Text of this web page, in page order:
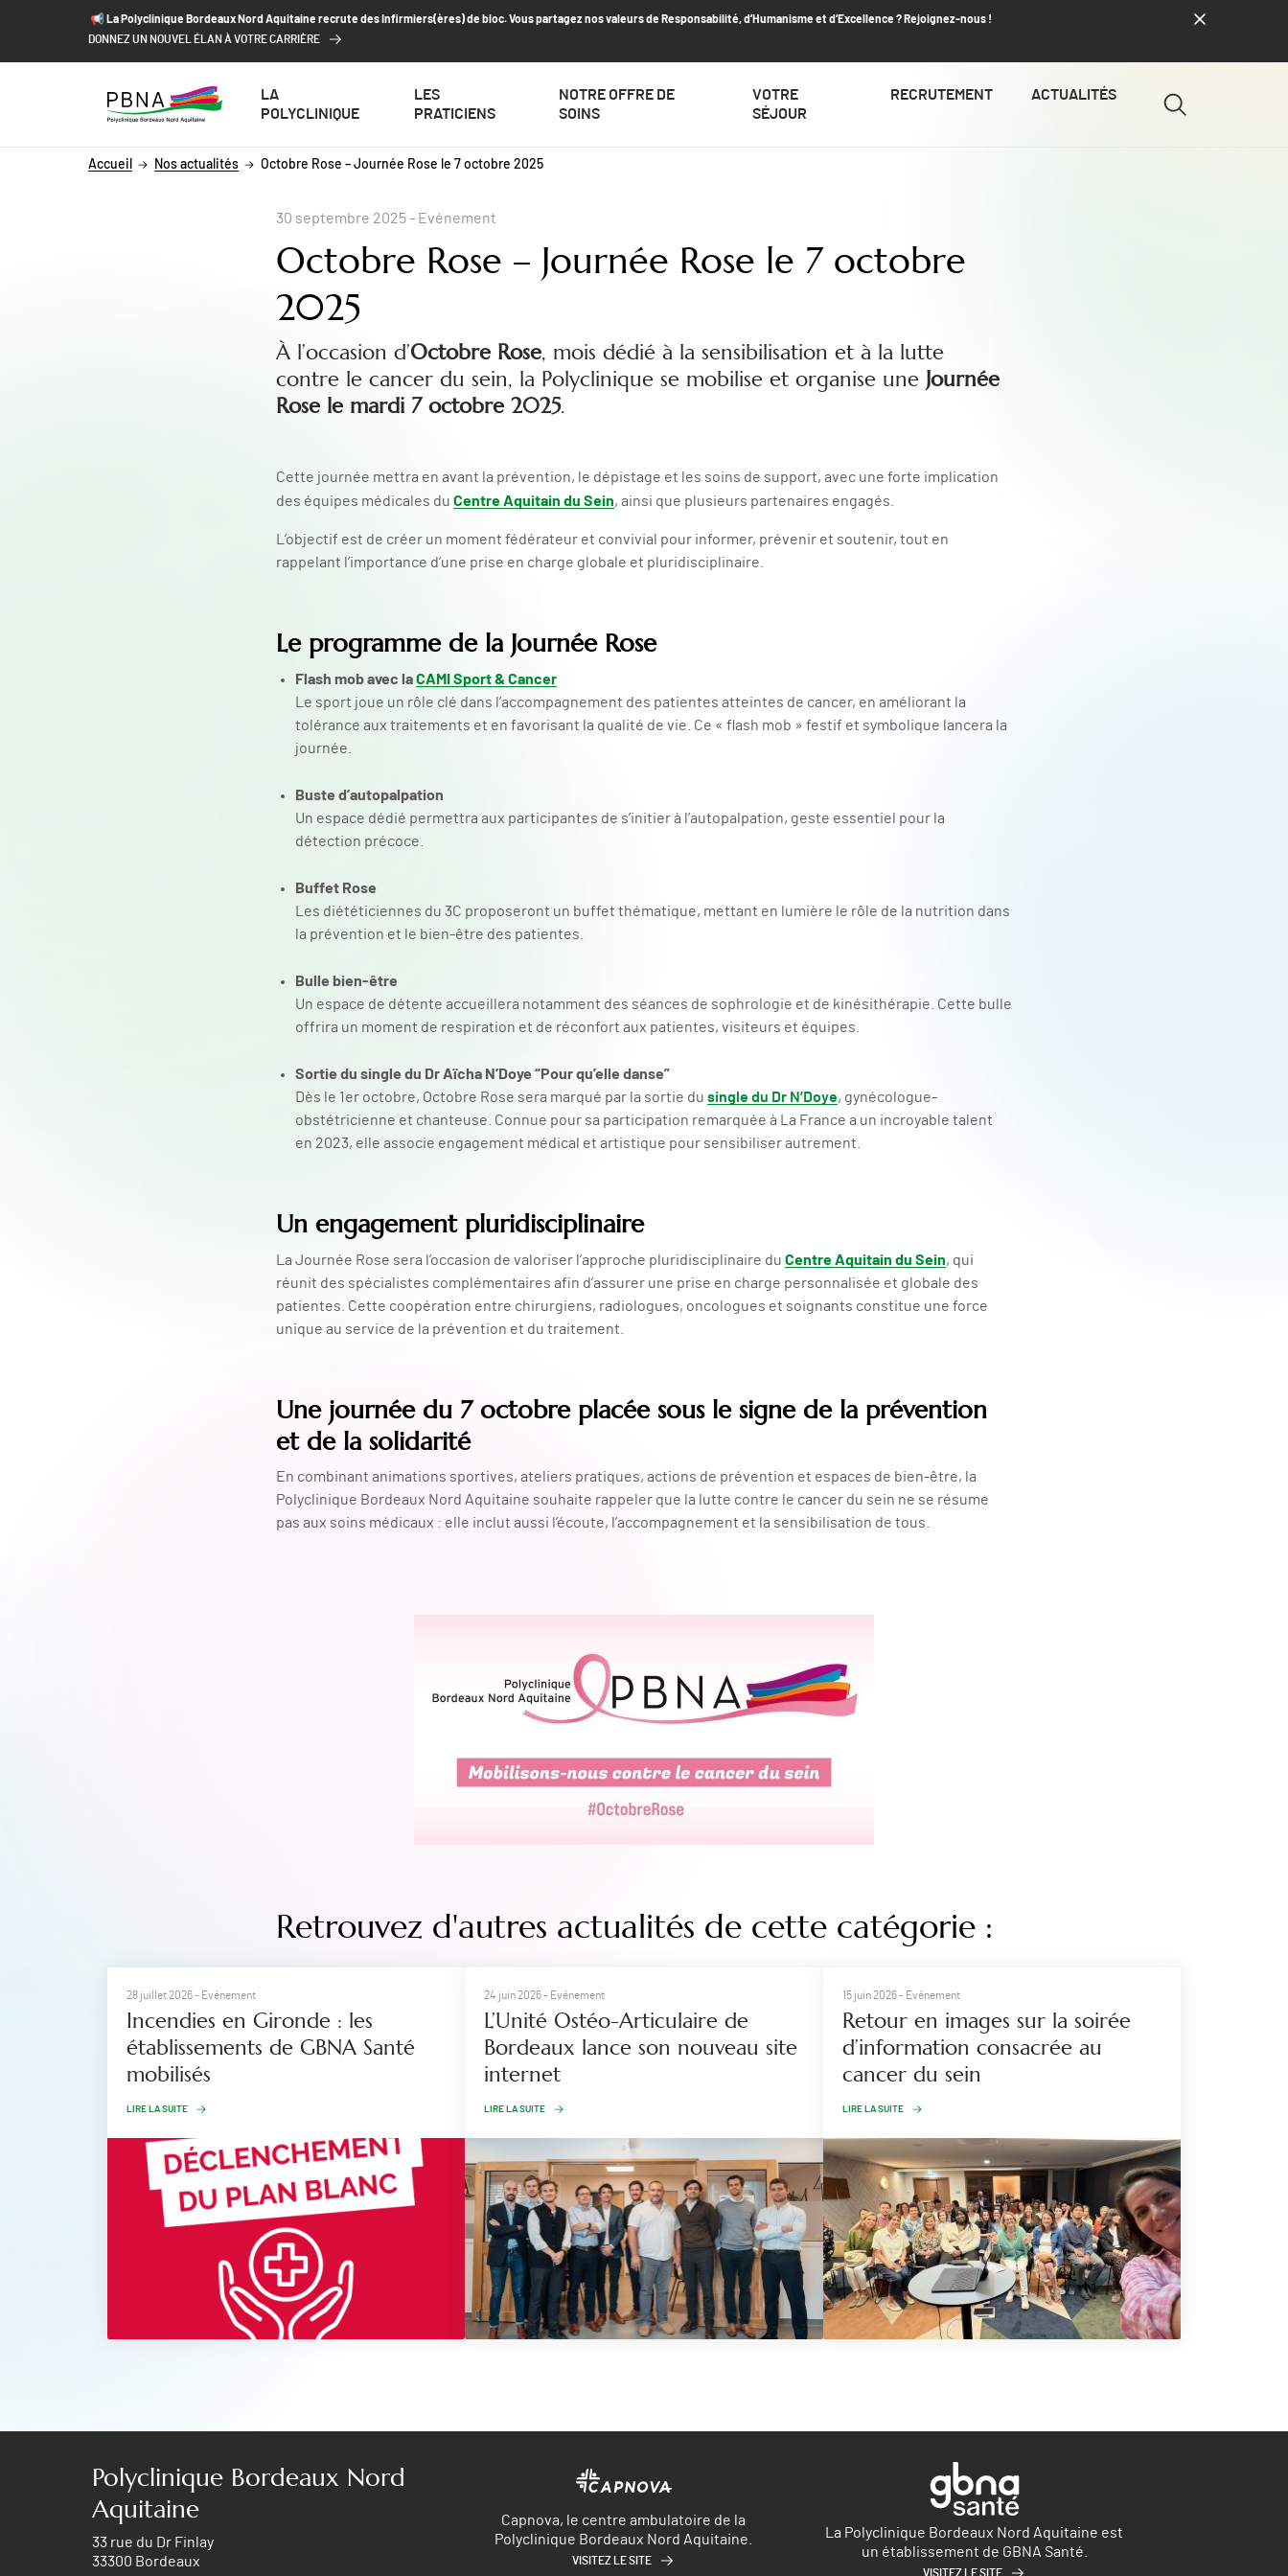
ALLER AU CONTENU
ALLER À LA RECHERCHE
📢​ La Polyclinique Bordeaux Nord Aquitaine recrute des Infirmiers(ères) de bloc. Vous partagez nos valeurs de Responsabilité, d’Humanisme et d’Excellence ? Rejoignez-nous !
DONNEZ UN NOUVEL ÉLAN À VOTRE CARRIÈRE
LA
POLYCLINIQUE
LES
PRATICIENS
NOTRE OFFRE DE
SOINS
VOTRE
SÉJOUR
RECRUTEMENT ACTUALITÉS
Accueil Nos actualités Octobre Rose – Journée Rose le 7 octobre 2025
30 septembre 2025- Evénement
Octobre Rose – Journée Rose le 7 octobre
2025
À l’occasion d’Octobre Rose, mois dédié à la sensibilisation et à la lutte
contre le cancer du sein, la Polyclinique se mobilise et organise une Journée
Rose le mardi 7 octobre 2025.
Cette journée mettra en avant la prévention, le dépistage et les soins de support, avec une forte implication
des équipes médicales du Centre Aquitain du Sein, ainsi que plusieurs partenaires engagés.
L’objectif est de créer un moment fédérateur et convivial pour informer, prévenir et soutenir, tout en
rappelant l’importance d’une prise en charge globale et pluridisciplinaire.
Le programme de la Journée Rose
Flash mob avec laCAMI Sport & Cancer
Le sport joue un rôle clé dans l’accompagnement des patientes atteintes de cancer, en améliorant la
tolérance aux traitements et en favorisant la qualité de vie. Ce « flash mob » festif et symbolique lancera la
journée.
Buste d’autopalpation
Un espace dédié permettra aux participantes de s’initier à l’autopalpation, geste essentiel pour la
détection précoce.
Buffet Rose
Les diététiciennes du 3C proposeront un buffet thématique, mettant en lumière le rôle de la nutrition dans
la prévention et le bien-être des patientes.
Bulle bien-être
Un espace de détente accueillera notamment des séances de sophrologie et de kinésithérapie. Cette bulle
offrira un moment de respiration et de réconfort aux patientes, visiteurs et équipes.
Sortie du single du Dr Aïcha N’Doye “Pour qu’elle danse”
Dès le 1er octobre, Octobre Rose sera marqué par la sortie du single du Dr N’Doye, gynécologue-
obstétricienne et chanteuse. Connue pour sa participation remarquée à La France a un incroyable talent
en 2023, elle associe engagement médical et artistique pour sensibiliser autrement.
Un engagement pluridisciplinaire
La Journée Rose sera l’occasion de valoriser l’approche pluridisciplinaire du Centre Aquitain du Sein, qui
réunit des spécialistes complémentaires afin d’assurer une prise en charge personnalisée et globale des
patientes. Cette coopération entre chirurgiens, radiologues, oncologues et soignants constitue une force
unique au service de la prévention et du traitement.
Une journée du 7 octobre placée sous le signe de la prévention
et de la solidarité
En combinant animations sportives, ateliers pratiques, actions de prévention et espaces de bien-être, la
Polyclinique Bordeaux Nord Aquitaine souhaite rappeler que la lutte contre le cancer du sein ne se résume
pas aux soins médicaux : elle inclut aussi l’écoute, l’accompagnement et la sensibilisation de tous.
Retrouvez d'autres actualités de cette catégorie :
28 juillet 2026- Evénement
Incendies en Gironde : les
établissements de GBNA Santé
mobilisés
LIRE LA SUITE
24 juin 2026- Evénement
L’Unité Ostéo-Articulaire de
Bordeaux lance son nouveau site
internet
LIRE LA SUITE
15 juin 2026- Evénement
Retour en images sur la soirée
d’information consacrée au
cancer du sein
LIRE LA SUITE
Polyclinique Bordeaux Nord
Aquitaine
33 rue du Dr Finlay
33300 Bordeaux
Capnova, le centre ambulatoire de la
Polyclinique Bordeaux Nord Aquitaine.
VISITEZ LE SITE
La Polyclinique Bordeaux Nord Aquitaine est
un établissement de GBNA Santé.
VISITEZ LE SITE